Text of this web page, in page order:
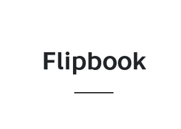
Flipbook